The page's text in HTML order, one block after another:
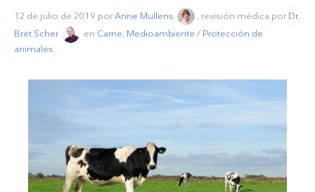
12 de julio de 2019 porAnne Mullens , revisión médica por Dr.
Bret Scher
en Carne, Medioambiente / Protección de
animales